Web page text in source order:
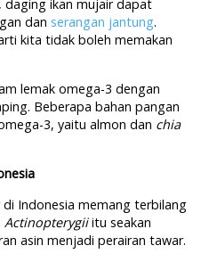
daging ikan mujair dapat
dan serangan jantung.
kita tidak boleh memakan
lemak omega-3 dengan
Beberapa bahan pangan
3, yaitu almon dan chia
di Indonesia memang terbilang
Actinopterygiiitu seakan
asin menjadi perairan tawar.